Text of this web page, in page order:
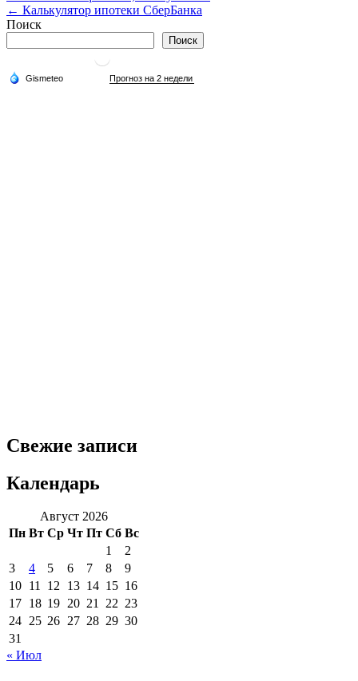
по
записям
← Калькулятор ипотеки СберБанка
Поиск
Поиск
Свежие записи
Календарь
Август 2026
Пн Вт Ср Чт Пт Сб Вс
1
2
3
4 5 6 7 8
9
10 11 12 13 14 15 16
17 18 19 20 21 22 23
24 25 26 27 28 29 30
31
« Июл